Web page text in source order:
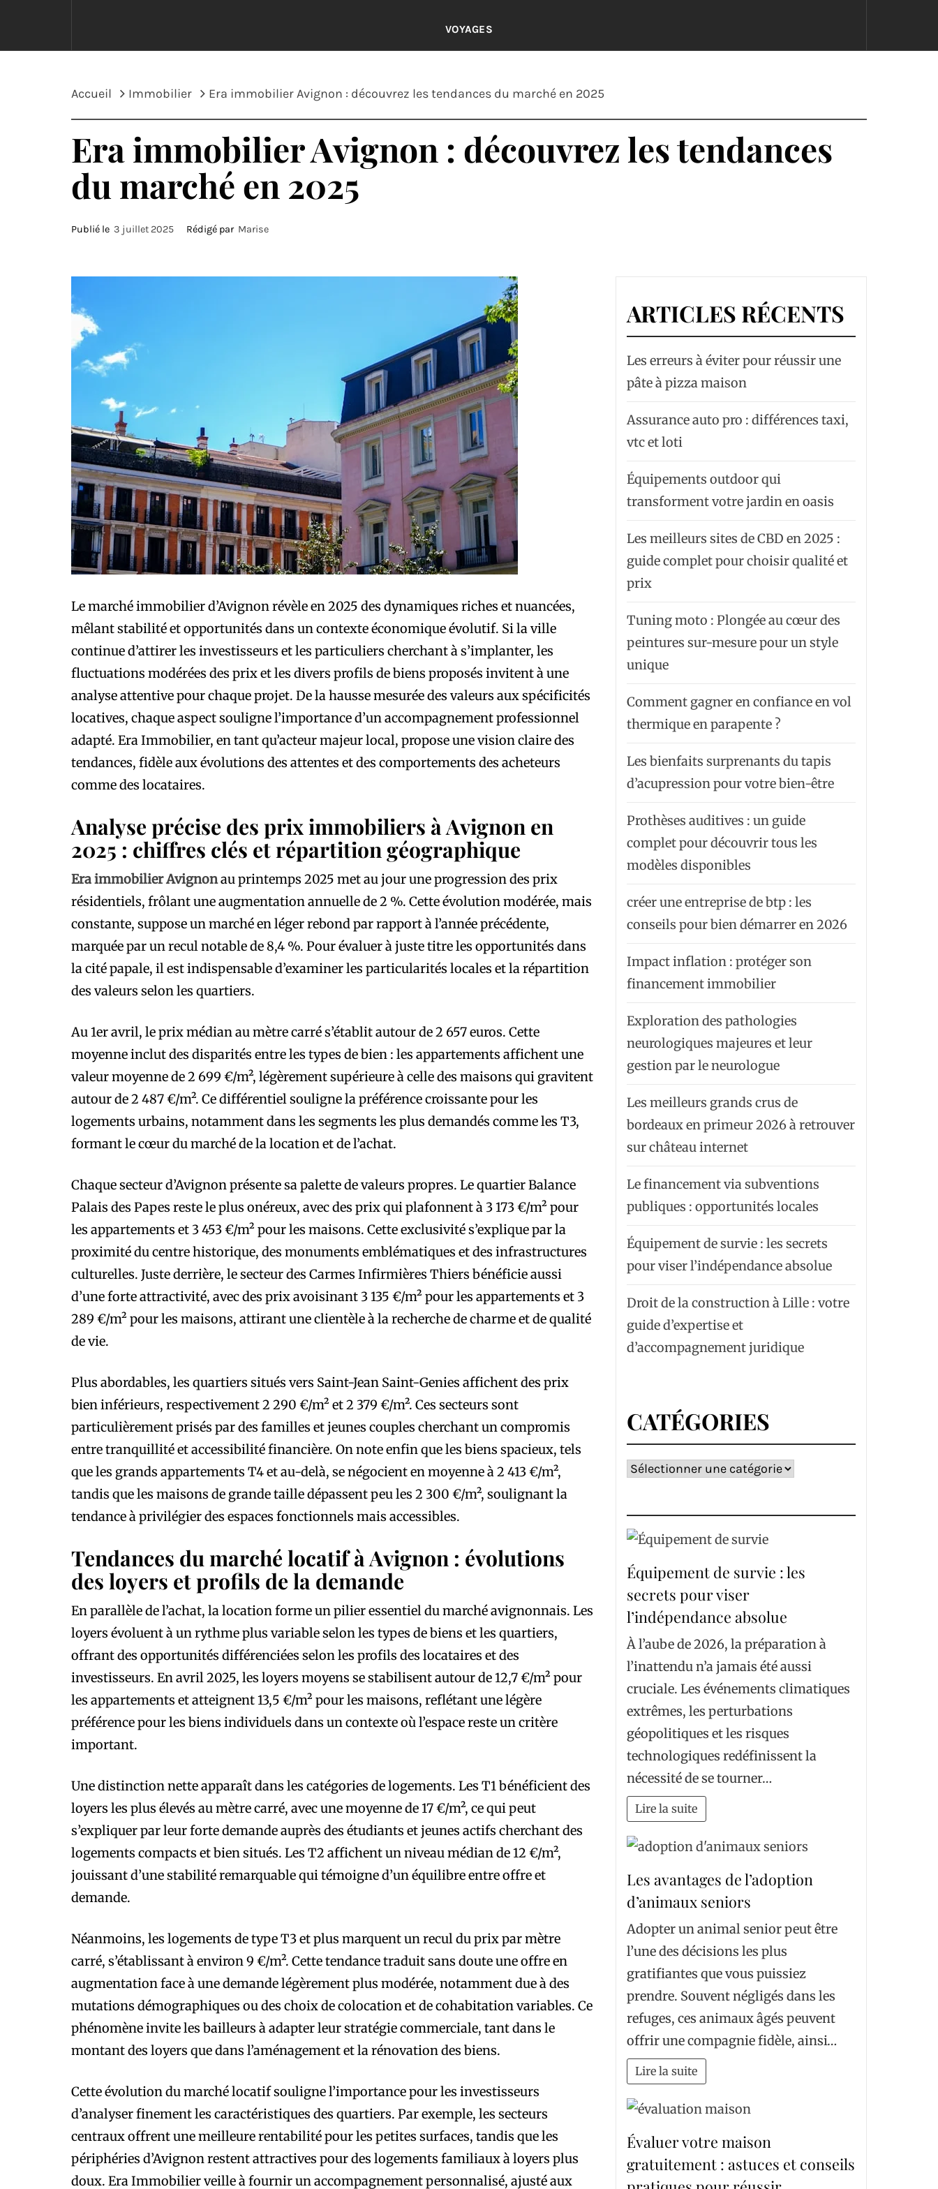
VOYAGES
Accueil Immobilier Era immobilier Avignon : découvrez les tendances du marché en 2025
Era immobilier Avignon : découvrez les tendances
du marché en 2025
Publié le 3 juillet 2025 Rédigé par Marise
Le marché immobilier d’Avignon révèle en 2025 des dynamiques riches et nuancées,
mêlant stabilité et opportunités dans un contexte économique évolutif. Si la ville
continue d’attirer les investisseurs et les particuliers cherchant à s’implanter, les
fluctuations modérées des prix et les divers profils de biens proposés invitent à une
analyse attentive pour chaque projet. De la hausse mesurée des valeurs aux spécificités
locatives, chaque aspect souligne l’importance d’un accompagnement professionnel
adapté. Era Immobilier, en tant qu’acteur majeur local, propose une vision claire des
tendances, fidèle aux évolutions des attentes et des comportements des acheteurs
comme des locataires.
Analyse précise des prix immobiliers à Avignon en
2025 : chiffres clés et répartition géographique
Era immobilier Avignonau printemps 2025 met au jour une progression des prix
résidentiels, frôlant une augmentation annuelle de 2 %. Cette évolution modérée, mais
constante, suppose un marché en léger rebond par rapport à l’année précédente,
marquée par un recul notable de 8,4 %. Pour évaluer à juste titre les opportunités dans
la cité papale, il est indispensable d’examiner les particularités locales et la répartition
des valeurs selon les quartiers.
Au 1er avril, le prix médian au mètre carré s’établit autour de 2 657 euros. Cette
moyenne inclut des disparités entre les types de bien : les appartements affichent une
valeur moyenne de 2 699 €/m², légèrement supérieure à celle des maisons qui gravitent
autour de 2 487 €/m². Ce différentiel souligne la préférence croissante pour les
logements urbains, notamment dans les segments les plus demandés comme les T3,
formant le cœur du marché de la location et de l’achat.
Chaque secteur d’Avignon présente sa palette de valeurs propres. Le quartier Balance
Palais des Papes reste le plus onéreux, avec des prix qui plafonnent à 3 173 €/m² pour
les appartements et 3 453 €/m² pour les maisons. Cette exclusivité s’explique par la
proximité du centre historique, des monuments emblématiques et des infrastructures
culturelles. Juste derrière, le secteur des Carmes Infirmières Thiers bénéficie aussi
d’une forte attractivité, avec des prix avoisinant 3 135 €/m² pour les appartements et 3
289 €/m² pour les maisons, attirant une clientèle à la recherche de charme et de qualité
de vie.
Plus abordables, les quartiers situés vers Saint-Jean Saint-Genies affichent des prix
bien inférieurs, respectivement 2 290 €/m² et 2 379 €/m². Ces secteurs sont
particulièrement prisés par des familles et jeunes couples cherchant un compromis
entre tranquillité et accessibilité financière. On note enfin que les biens spacieux, tels
que les grands appartements T4 et au-delà, se négocient en moyenne à 2 413 €/m²,
tandis que les maisons de grande taille dépassent peu les 2 300 €/m², soulignant la
tendance à privilégier des espaces fonctionnels mais accessibles.
Tendances du marché locatif à Avignon : évolutions
des loyers et profils de la demande
En parallèle de l’achat, la location forme un pilier essentiel du marché avignonnais. Les
loyers évoluent à un rythme plus variable selon les types de biens et les quartiers,
offrant des opportunités différenciées selon les profils des locataires et des
investisseurs. En avril 2025, les loyers moyens se stabilisent autour de 12,7 €/m² pour
les appartements et atteignent 13,5 €/m² pour les maisons, reflétant une légère
préférence pour les biens individuels dans un contexte où l’espace reste un critère
important.
Une distinction nette apparaît dans les catégories de logements. Les T1 bénéficient des
loyers les plus élevés au mètre carré, avec une moyenne de 17 €/m², ce qui peut
s’expliquer par leur forte demande auprès des étudiants et jeunes actifs cherchant des
logements compacts et bien situés. Les T2 affichent un niveau médian de 12 €/m²,
jouissant d’une stabilité remarquable qui témoigne d’un équilibre entre offre et
demande.
Néanmoins, les logements de type T3 et plus marquent un recul du prix par mètre
carré, s’établissant à environ 9 €/m². Cette tendance traduit sans doute une offre en
augmentation face à une demande légèrement plus modérée, notamment due à des
mutations démographiques ou des choix de colocation et de cohabitation variables. Ce
phénomène invite les bailleurs à adapter leur stratégie commerciale, tant dans le
montant des loyers que dans l’aménagement et la rénovation des biens.
Cette évolution du marché locatif souligne l’importance pour les investisseurs
d’analyser finement les caractéristiques des quartiers. Par exemple, les secteurs
centraux offrent une meilleure rentabilité pour les petites surfaces, tandis que les
périphéries d’Avignon restent attractives pour des logements familiaux à loyers plus
doux. Era Immobilier veille à fournir un accompagnement personnalisé, ajusté aux
ARTICLES RÉCENTS
Les erreurs à éviter pour réussir une
pâte à pizza maison
Assurance auto pro : différences taxi,
vtc et loti
Équipements outdoor qui
transforment votre jardin en oasis
Les meilleurs sites de CBD en 2025 :
guide complet pour choisir qualité et
prix
Tuning moto : Plongée au cœur des
peintures sur-mesure pour un style
unique
Comment gagner en confiance en vol
thermique en parapente ?
Les bienfaits surprenants du tapis
d’acupression pour votre bien-être
Prothèses auditives : un guide
complet pour découvrir tous les
modèles disponibles
créer une entreprise de btp : les
conseils pour bien démarrer en 2026
Impact inflation : protéger son
financement immobilier
Exploration des pathologies
neurologiques majeures et leur
gestion par le neurologue
Les meilleurs grands crus de
bordeaux en primeur 2026 à retrouver
sur château internet
Le financement via subventions
publiques : opportunités locales
Équipement de survie : les secrets
pour viser l’indépendance absolue
Droit de la construction à Lille : votre
guide d’expertise et
d’accompagnement juridique
CATÉGORIES
Catégories
Équipement de survie : les
secrets pour viser
l’indépendance absolue
À l’aube de 2026, la préparation à
l’inattendu n’a jamais été aussi
cruciale. Les événements climatiques
extrêmes, les perturbations
géopolitiques et les risques
technologiques redéfinissent la
nécessité de se tourner…
Lire la suite
Les avantages de l’adoption
d’animaux seniors
Adopter un animal senior peut être
l’une des décisions les plus
gratifiantes que vous puissiez
prendre. Souvent négligés dans les
refuges, ces animaux âgés peuvent
offrir une compagnie fidèle, ainsi…
Lire la suite
Évaluer votre maison
gratuitement : astuces et conseils